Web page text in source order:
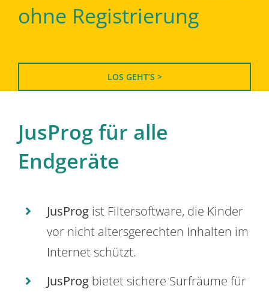
ohne Registrierung
LOS GEHT’S >
JusProg für alle
Endgeräte
JusProg ist Filtersoftware, die Kinder
vor nicht altersgerechten Inhalten im
Internet schützt.
JusProg bietet sichere Surfräume für